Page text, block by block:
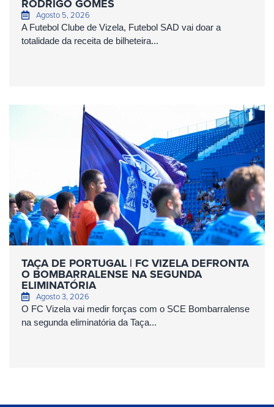
RODRIGO GOMES
Agosto 5, 2026
A Futebol Clube de Vizela, Futebol SAD vai doar a
totalidade da receita de bilheteira...
TAÇA DE PORTUGAL | FC VIZELA DEFRONTA
O BOMBARRALENSE NA SEGUNDA
ELIMINATÓRIA
Agosto 3, 2026
O FC Vizela vai medir forças com o SCE Bombarralense
na segunda eliminatória da Taça...